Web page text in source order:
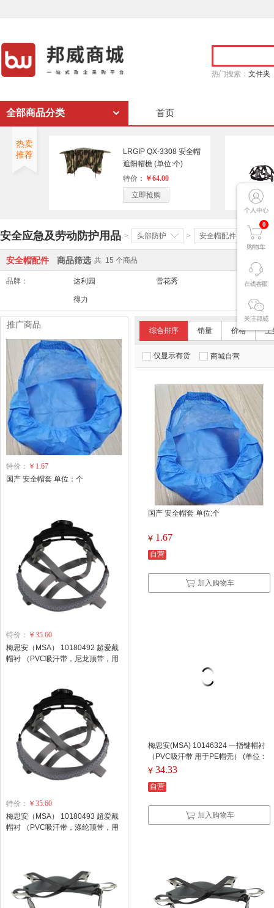
热门搜索： 文件夹
0
全部商品分类 首页
热卖
推荐
LRGIP QX-3308 安全帽
遮阳帽檐 (单位:个)
特价： ￥64.00
立即抢购
安全应急及劳动防护用品 > 头部防护 > 安全帽配件 >
安全帽配件 商品筛选 共 15 个商品
品牌： 达利园 雪花秀 舒适达/
得力
综合排序 销量 价格 上
仅显示有货 商城自营
国产 安全帽套 单位:个
¥ 1.67
自营
加入购物车
梅思安(MSA) 10146324 一指键帽衬
（PVC吸汗带 用于PE帽壳） (单位：
个)
¥ 34.33
自营
加入购物车
推广商品
特价： ￥1.67
国产 安全帽套 单位：个
特价： ￥35.60
梅思安（MSA） 10180492 超爱戴
帽衬 （PVC吸汗带，尼龙顶带，用
特价： ￥35.60
梅思安（MSA） 10180493 超爱戴
帽衬 （PVC吸汗带，涤纶顶带，用